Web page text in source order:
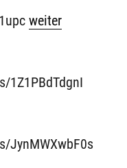
weiter
1Z1PBdTdgnI
JynMWXwbF0s